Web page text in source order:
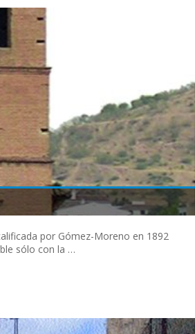
por Gómez-Moreno en 1892
sólo con la …